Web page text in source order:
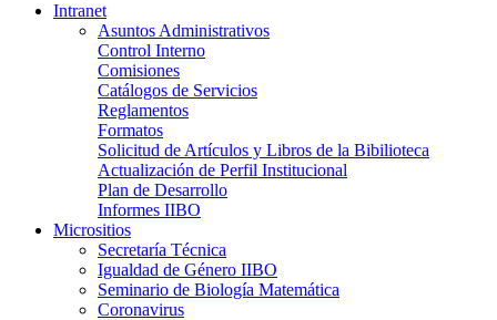
Intranet
Asuntos Administrativos
Control Interno
Comisiones
Catálogos de Servicios
Reglamentos
Formatos
Solicitud de Artículos y Libros de la Bibilioteca
Actualización de Perfil Institucional
Plan de Desarrollo
Informes IIBO
Micrositios
Secretaría Técnica
Igualdad de Género IIBO
Seminario de Biología Matemática
Coronavirus